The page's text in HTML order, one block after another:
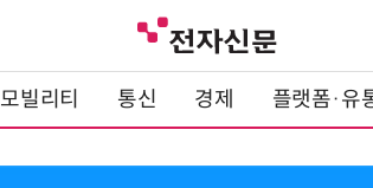
모빌리티 통신 경제 플랫폼·유